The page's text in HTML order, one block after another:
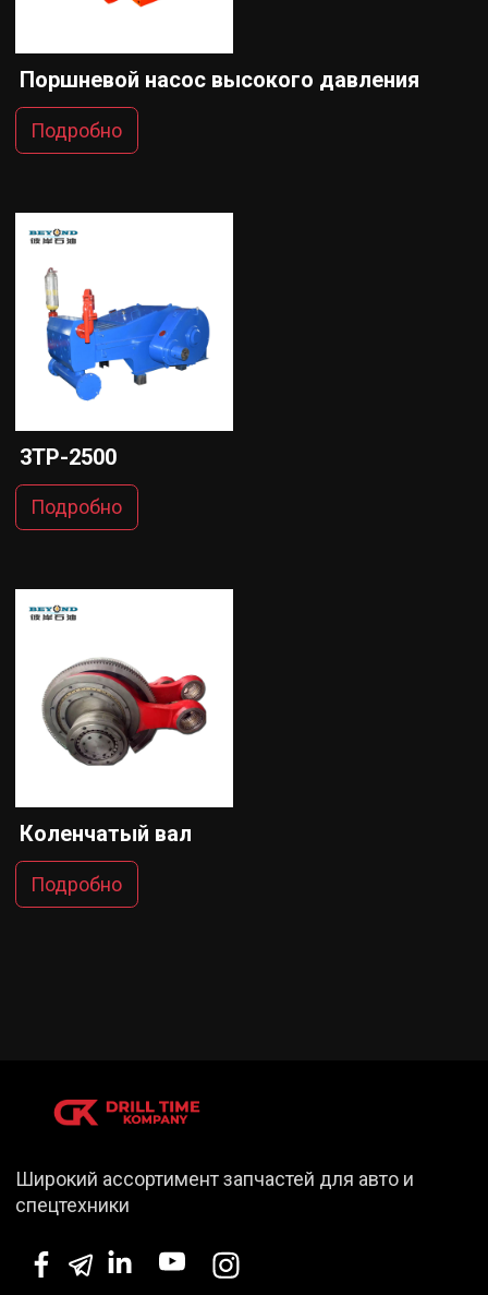
Поршневой насос высокого давления
Подробно
3TP-2500
Подробно
Коленчатый вал
Подробно
Широкий ассортимент запчастей для авто и
спецтехники